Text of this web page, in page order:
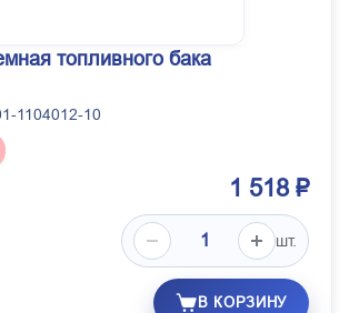
топливного бака
1104012-10
1 518 ₽
шт.
В КОРЗИНУ